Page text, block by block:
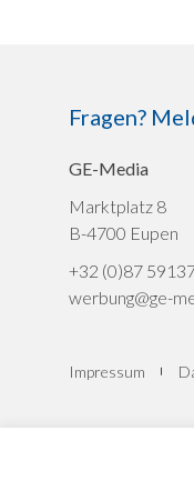
Fragen?
GE-Media
Marktplatz 8
B-4700 Eupen
+32 (0)87
werbung@ge-
Impressum